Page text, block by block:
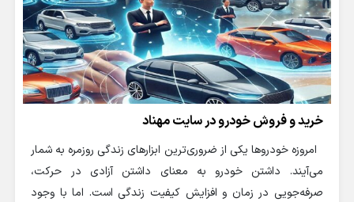
خرید و فروش خودرو در سایت مهناد
امروزه خودروها یکی از ضروری‌ترین ابزارهای زندگی روزمره به شمار
می‌آیند. داشتن خودرو به معنای داشتن آزادی در حرکت،
صرفه‌جویی در زمان و افزایش کیفیت زندگی است. اما با وجود